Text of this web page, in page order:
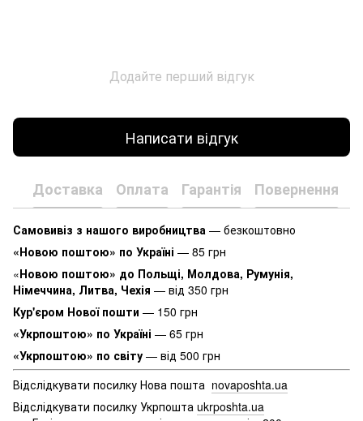
Додайте перший відгук
Написати відгук
Доставка Оплата Гарантія Повернення
Самовивіз з нашого виробництва — безкоштовно
«Новою поштою» по Україні — 85 грн
«Новою поштою» до Польщі, Молдова, Румунія,
Німеччина, Литва, Чехія — від 350 грн
Кур'єром Нової пошти — 150 грн
«Укрпоштою» по Україні — 65 грн
«Укрпоштою» по світу — від 500 грн
Відслідкувати посилку Нова пошта novaposhta.ua
Відслідкувати посилку Укрпошта ukrposhta.ua